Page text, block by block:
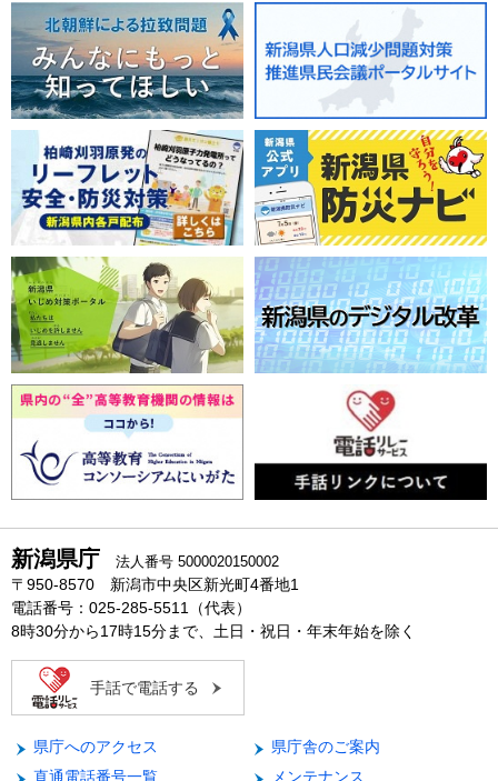
新潟県庁 法人番号 5000020150002
〒950-8570 新潟市中央区新光町4番地1
電話番号：025-285-5511（代表）
8時30分から17時15分まで、土日・祝日・年末年始を除く
手話で電話する
県庁へのアクセス
県庁舎のご案内
直通電話番号一覧
メンテナンス